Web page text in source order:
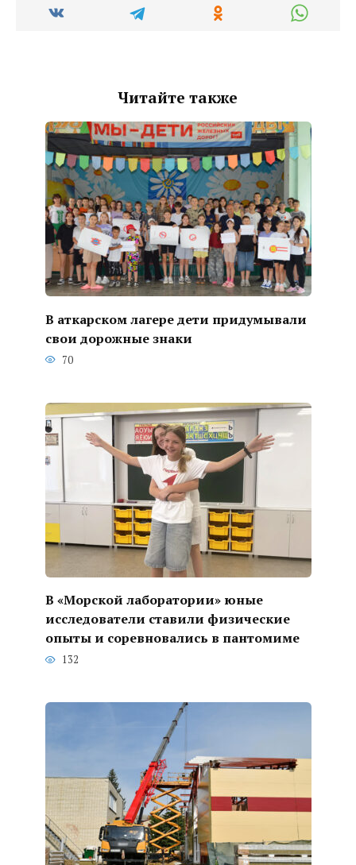
Читайте также
В аткарском лагере дети придумывали
свои дорожные знаки
70
В «Морской лаборатории» юные
исследователи ставили физические
опыты и соревновались в пантомиме
132